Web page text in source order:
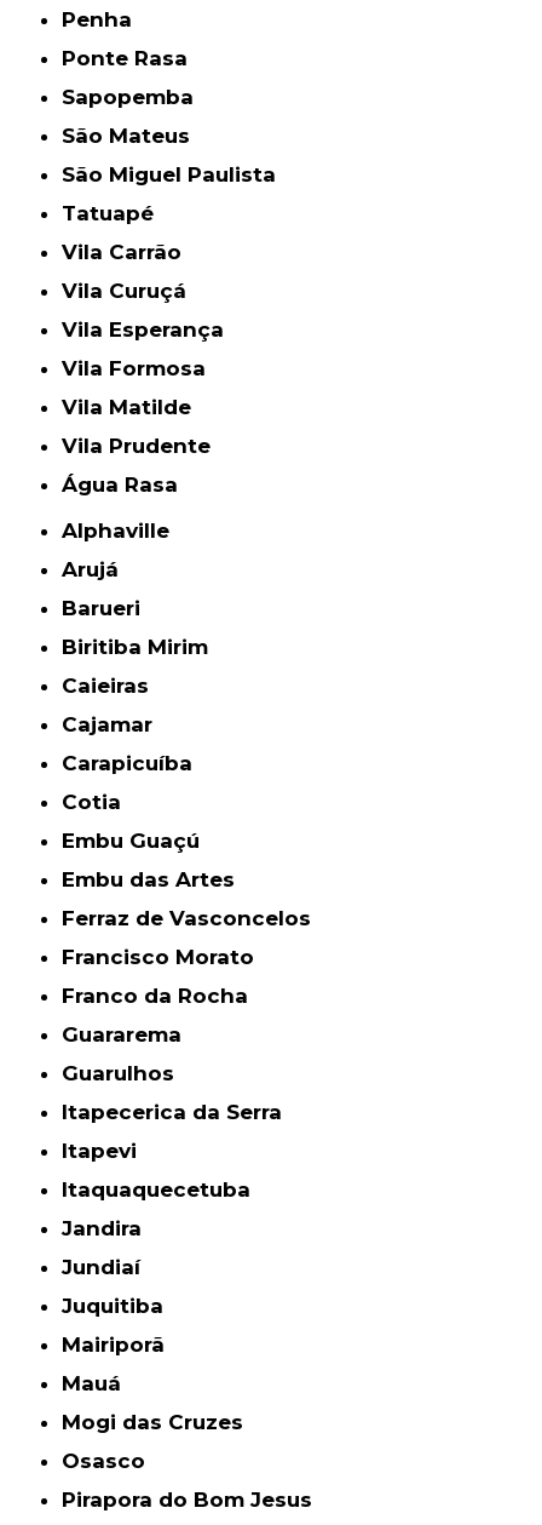
Penha
Ponte Rasa
Sapopemba
São Mateus
São Miguel Paulista
Tatuapé
Vila Carrão
Vila Curuçá
Vila Esperança
Vila Formosa
Vila Matilde
Vila Prudente
Água Rasa
Alphaville
Arujá
Barueri
Biritiba Mirim
Caieiras
Cajamar
Carapicuíba
Cotia
Embu Guaçú
Embu das Artes
Ferraz de Vasconcelos
Francisco Morato
Franco da Rocha
Guararema
Guarulhos
Itapecerica da Serra
Itapevi
Itaquaquecetuba
Jandira
Jundiaí
Juquitiba
Mairiporã
Mauá
Mogi das Cruzes
Osasco
Pirapora do Bom Jesus